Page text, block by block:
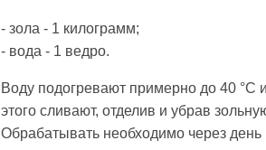
- зола - 1 килограмм;
- вода - 1 ведро.
Воду подогревают примерно до 40 °C
этого сливают, отделив и убрав
Обрабатывать необходимо через